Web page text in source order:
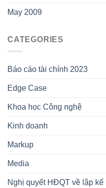
May 2009
CATEGORIES
Báo cáo tài chính 2023
Edge Case
Khoa học Công nghệ
Kinh doanh
Markup
Media
Nghị quyết HĐQT về lập